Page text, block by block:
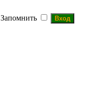
Запомнить